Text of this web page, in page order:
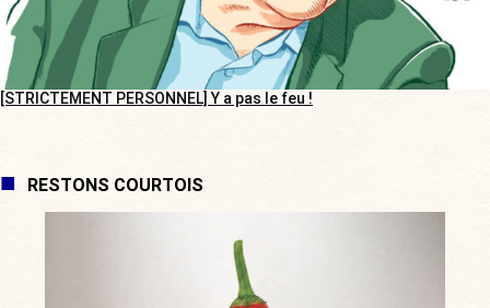
[STRICTEMENT PERSONNEL] Y a pas le feu !
RESTONS COURTOIS